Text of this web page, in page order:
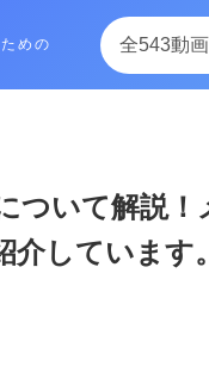
めの
る動画
ーディングツール！
トURLは以下です。https://
ついて解説
しています。